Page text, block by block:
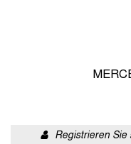
Registrieren Sie